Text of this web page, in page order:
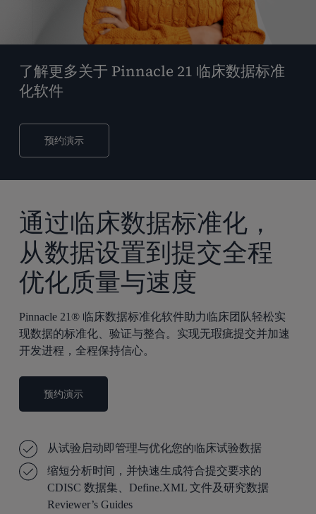
了解更多关于 Pinnacle 21 临床数据标准
化软件
预约演示
通过临床数据标准化，
从数据设置到提交全程
优化质量与速度
Pinnacle 21® 临床数据标准化软件助力临床团队轻松实
现数据的标准化、验证与整合。实现无瑕疵提交并加速
开发进程，全程保持信心。
预约演示
从试验启动即管理与优化您的临床试验数据
缩短分析时间，并快速生成符合提交要求的
CDISC 数据集、Define.XML 文件及研究数据
Reviewer’s Guides